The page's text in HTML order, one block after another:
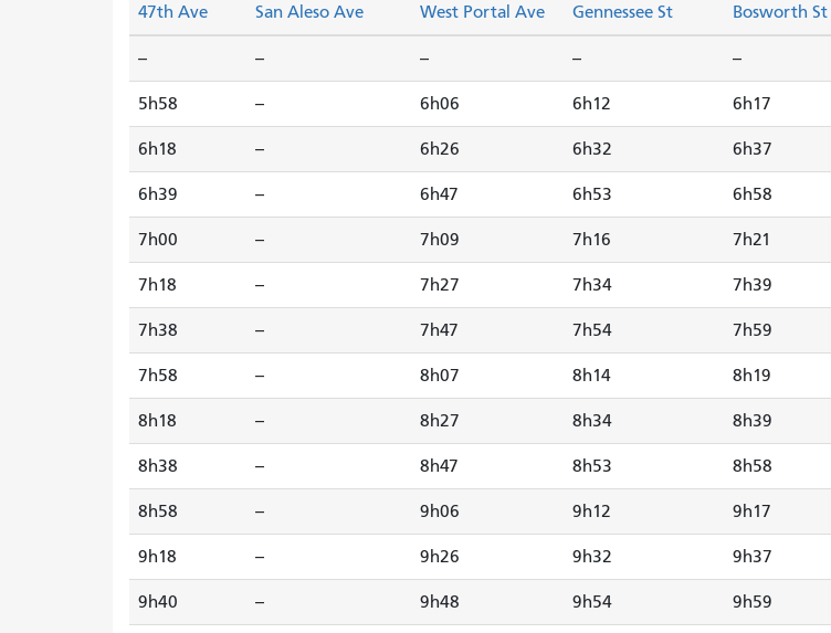
47th Ave
San Aleso Ave
West Portal Ave
Gennessee St
Bosworth St
-- -- -- -- --
5h58 -- 6h06 6h12 6h17
6h18 -- 6h26 6h32 6h37
6h39 -- 6h47 6h53 6h58
7h00 -- 7h09 7h16 7h21
7h18 -- 7h27 7h34 7h39
7h38 -- 7h47 7h54 7h59
7h58 -- 8h07 8h14 8h19
8h18 -- 8h27 8h34 8h39
8h38 -- 8h47 8h53 8h58
8h58 -- 9h06 9h12 9h17
9h18 -- 9h26 9h32 9h37
9h40 -- 9h48 9h54 9h59